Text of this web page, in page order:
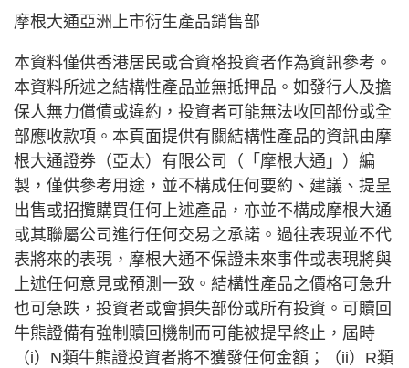
摩根大通亞洲上市衍生產品銷售部
本資料僅供香港居民或合資格投資者作為資訊參考。
本資料所述之結構性產品並無抵押品。如發行人及擔
保人無力償債或違約，投資者可能無法收回部份或全
部應收款項。本頁面提供有關結構性產品的資訊由摩
根大通證券（亞太）有限公司（「摩根大通」）編
製，僅供參考用途，並不構成任何要約、建議、提呈
出售或招攬購買任何上述產品，亦並不構成摩根大通
或其聯屬公司進行任何交易之承諾。過往表現並不代
表將來的表現，摩根大通不保證未來事件或表現將與
上述任何意見或預測一致。結構性產品之價格可急升
也可急跌，投資者或會損失部份或所有投資。可贖回
牛熊證備有強制贖回機制而可能被提早終止，屆時
（i）N類牛熊證投資者將不獲發任何金額；（ii）R類